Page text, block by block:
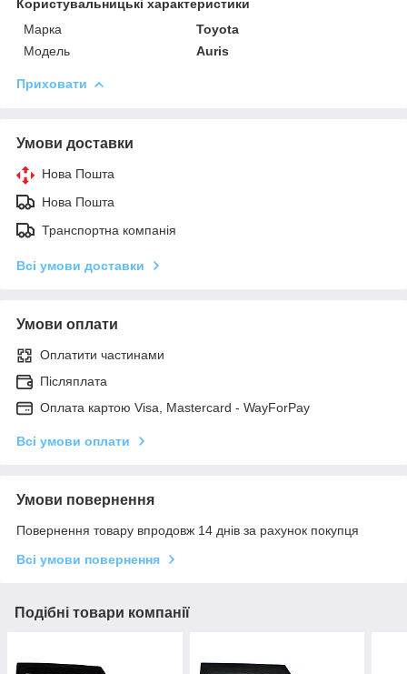
Користувальницькі характеристики
Марка
Toyota
Модель
Auris
Приховати
Умови доставки
Нова Пошта
Нова Пошта
Транспортна компанія
Всі умови доставки
Умови оплати
Оплатити частинами
Післяплата
Оплата картою Visa, Mastercard - WayForPay
Всі умови оплати
Умови повернення
Повернення товару впродовж 14 днів за рахунок покупця
Всі умови повернення
Подібні товари компанії